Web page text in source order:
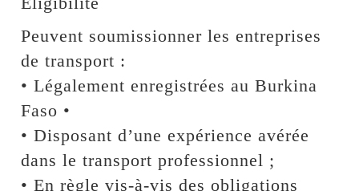
Peuvent soumissionner les entreprises
de transport :
• Légalement enregistrées au Burkina
Faso •
• Disposant d’une expérience avérée
dans le transport professionnel ;
• En règle vis-à-vis des obligations